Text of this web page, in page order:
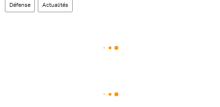
Défense Actualités